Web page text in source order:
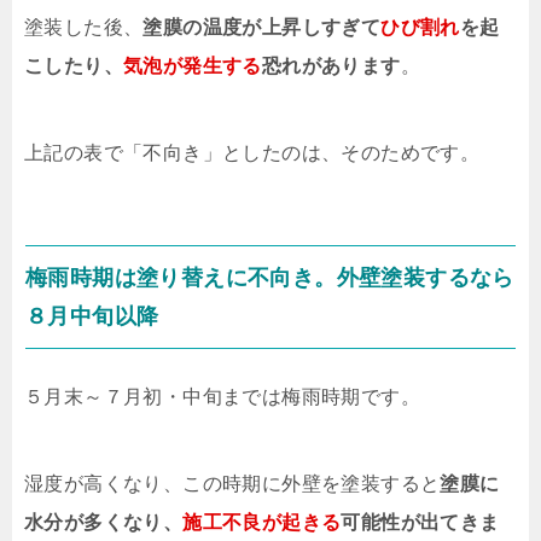
塗装した後、塗膜の温度が上昇しすぎてひび割れを起
こしたり、 気泡が発生する恐れがあります。
上記の表で「不向き」としたのは、そのためです。
梅雨時期は塗り替えに不向き。外壁塗装するなら
８月中旬以降
５月末～７月初・中旬までは梅雨時期です。
湿度が高くなり、この時期に外壁を塗装すると塗膜に
水分が多くなり、施工不良が起きる可能性が出てきま